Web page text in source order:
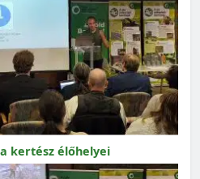
kertész élőhelyei